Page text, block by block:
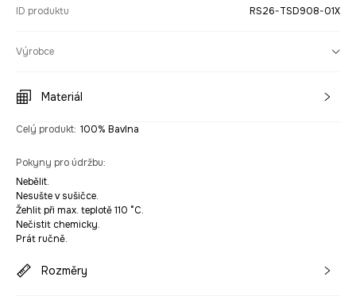
ID produktu RS26-TSD908-01X
Výrobce
Materiál
Celý produkt: 100% Bavlna
Pokyny pro údržbu:
Nebělit.
Nesušte v sušičce.
Žehlit při max. teplotě 110 °C.
Nečistit chemicky.
Prát ručně.
Rozměry